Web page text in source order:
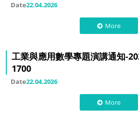
Date22.04.2026
More
工業與應用數學專題演講通知-
1700
Date22.04.2026
More